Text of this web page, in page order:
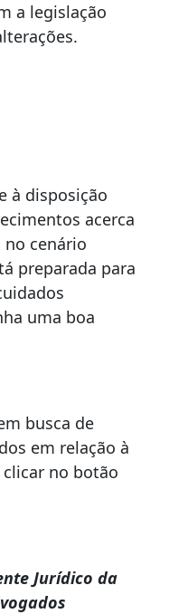
a legislação
à disposição
acerca
cenário
preparada para
uma boa
busca de
em relação à
clicar no botão
Jurídico da